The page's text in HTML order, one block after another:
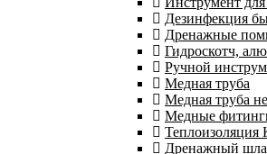
Дезинфекция
Дренажные
Гидроскотч,
Ручной
Медная труба
Медная труба
Медные
Теплоизоляция
Дренажный